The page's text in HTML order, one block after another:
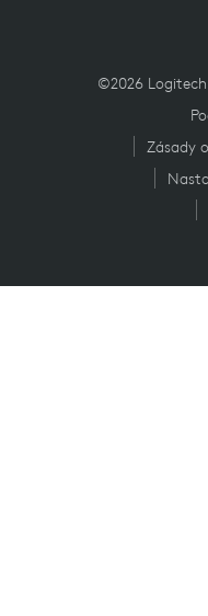
©2026
Zásady